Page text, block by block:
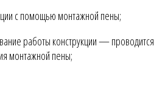
с помощью монтажной пены;
работы конструкции — проводится
монтажной пены;